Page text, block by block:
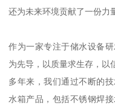
还为未来环境贡献了一份力
作为一家专注于储水设备
为先导，以质量求生存，以
多年来，我们通过不断的
水箱产品，包括不锈钢焊